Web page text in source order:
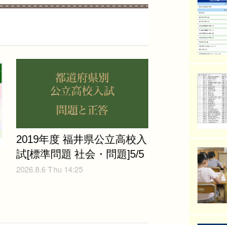
2019年度 福井県公立高校入
試[標準問題 社会・問題]5/5
2026.8.6 Thu 14:25